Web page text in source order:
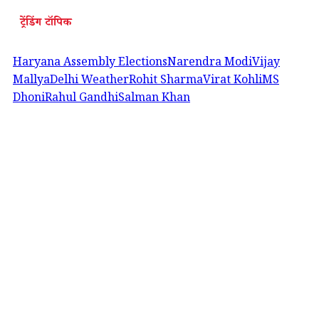
ट्रेंडिंग टॉपिक
Haryana Assembly ElectionsNarendra ModiVijay
MallyaDelhi WeatherRohit SharmaVirat KohliMS
DhoniRahul GandhiSalman Khan